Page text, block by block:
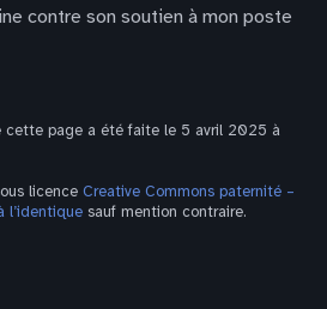
contre son soutien à mon poste
cette page a été faite le 5 avril 2025 à
licence Creative Commons paternité –
l’identique sauf mention contraire.